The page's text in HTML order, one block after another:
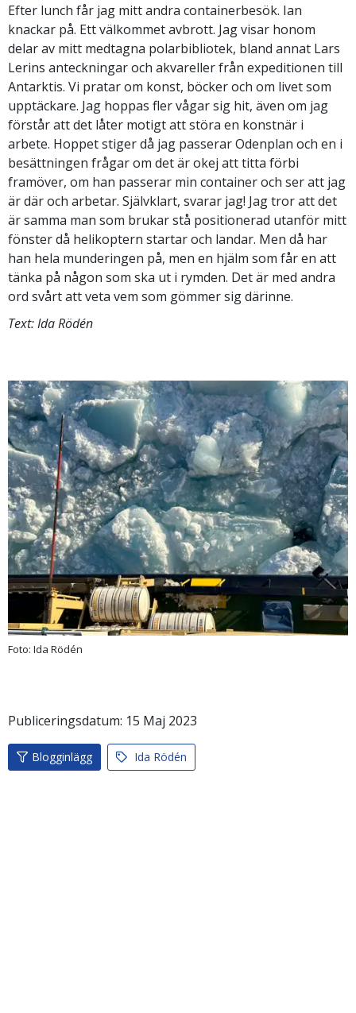
Efter lunch får jag mitt andra containerbesök. Ian
knackar på. Ett välkommet avbrott. Jag visar honom
delar av mitt medtagna polarbibliotek, bland annat Lars
Lerins anteckningar och akvareller från expeditionen till
Antarktis. Vi pratar om konst, böcker och om livet som
upptäckare. Jag hoppas fler vågar sig hit, även om jag
förstår att det låter motigt att störa en konstnär i
arbete. Hoppet stiger då jag passerar Odenplan och en i
besättningen frågar om det är okej att titta förbi
framöver, om han passerar min container och ser att jag
är där och arbetar. Självklart, svarar jag! Jag tror att det
är samma man som brukar stå positionerad utanför mitt
fönster då helikoptern startar och landar. Men då har
han hela munderingen på, men en hjälm som får en att
tänka på någon som ska ut i rymden. Det är med andra
ord svårt att veta vem som gömmer sig därinne.
Text: Ida Rödén
Foto: Ida Rödén
Publiceringsdatum: 15 Maj 2023
Blogginlägg Ida Rödén